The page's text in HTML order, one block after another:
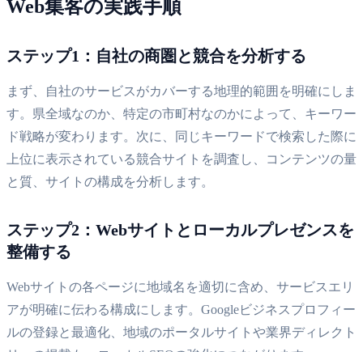
Web集客の実践手順
ステップ1：自社の商圏と競合を分析する
まず、自社のサービスがカバーする地理的範囲を明確にしま
す。県全域なのか、特定の市町村なのかによって、キーワー
ド戦略が変わります。次に、同じキーワードで検索した際に
上位に表示されている競合サイトを調査し、コンテンツの量
と質、サイトの構成を分析します。
ステップ2：Webサイトとローカルプレゼンスを
整備する
Webサイトの各ページに地域名を適切に含め、サービスエリ
アが明確に伝わる構成にします。Googleビジネスプロフィー
ルの登録と最適化、地域のポータルサイトや業界ディレクト